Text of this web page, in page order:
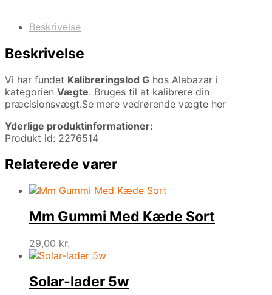
Beskrivelse
Beskrivelse
Vi har fundet Kalibreringslod G hos Alabazar i
kategorien Vægte. Bruges til at kalibrere din
præcisionsvægt.Se mere vedrørende vægte her
Yderlige produktinformationer:
Produkt id: 2276514
Relaterede varer
Mm Gummi Med Kæde Sort
29,00 kr.
Solar-lader 5w